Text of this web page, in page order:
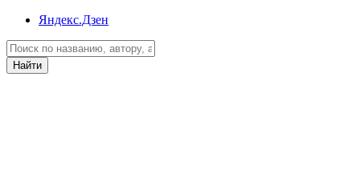
Яндекс.Дзен
Найти